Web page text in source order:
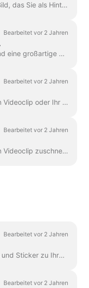
In Wave.video können Sie ein Bild, das Sie als Hintergrund verwenden, animieren. Dadurch erhalten Ihre Videos ein frisches und ansprechendes Aussehen. Um ein Hintergrundbild zu animieren...
Bearbeitet vor 2 Jahren
Animierte Fortschrittsbalken sind eine großartige Möglichkeit, die Aufmerksamkeit der Zuschauer zu halten und die Verweildauer in Ihrem Video zu erhöhen. Erfahren Sie, wie Sie einen dynamischen Fortschrittsbalken in Ihr...
Bearbeitet vor 2 Jahren
In Wave.video können Sie Ihren Videoclip oder Ihr Bild zuschneiden. Diese Funktion funktioniert für Videoclips/Bilder, die Sie in den Video Maker hochladen, und solche, die Sie...
Bearbeitet vor 2 Jahren
In Wave.video können Sie Ihren Videoclip zuschneiden. Diese Funktion funktioniert sowohl für Ihre eigenen Videoclips, die Sie in den Videomacher hochladen, als auch für die, die Sie...
Bearbeitet vor 2 Jahren
In Wave.video können Sie GIFs und Sticker zu Ihren Videos hinzufügen. Auf diese Weise können Sie Ihre Videos noch ansprechender, individueller und attraktiver für Ihr Publikum gestalten. P...
Bearbeitet vor 2 Jahren